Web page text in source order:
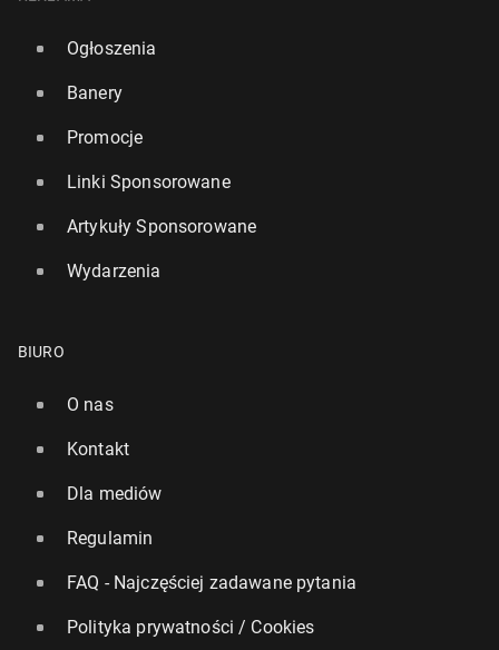
Ogłoszenia
Banery
Promocje
Linki Sponsorowane
Artykuły Sponsorowane
Wydarzenia
BIURO
O nas
Kontakt
Dla mediów
Regulamin
FAQ - Najczęściej zadawane pytania
Polityka prywatności / Cookies